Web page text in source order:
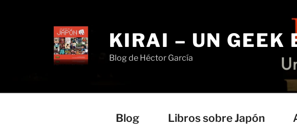
KIRAI – UN GEEK
Blog de Héctor García
Blog Libros sobre Japón